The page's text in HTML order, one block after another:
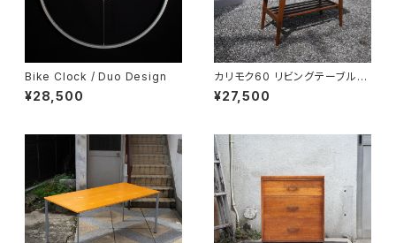
Bike Clock / Duo Design
¥28,500
カリモク60 リビングテーブル
小
¥27,500